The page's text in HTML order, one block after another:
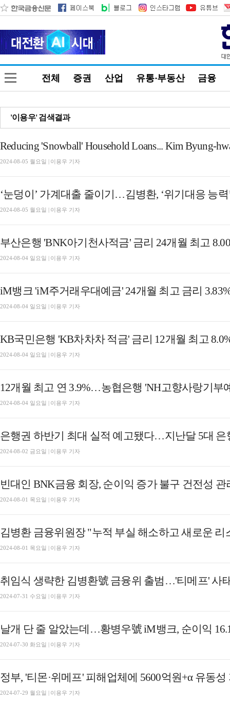
전체 증권 산업 유통·부동산 금융
'이용우' 검색결과
2024-08-05 월요일 | 이용우 기자
‘눈덩이’ 가계대출 줄이기…김병환, ‘위기대응 능력
2024-08-05 월요일 | 이용우 기자
부산은행 'BNK아기천사적금' 금리 24개월 최고
2024-08-04 일요일 | 이용우 기자
iM뱅크 'iM주거래우대예금' 24개월 최고 금리
2024-08-04 일요일 | 이용우 기자
KB국민은행 'KB차차차 적금' 금리 12개월 최고
2024-08-04 일요일 | 이용우 기자
2024-08-04 일요일 | 이용우 기자
은행권 하반기 최대 실적 예고됐다…지난달 5대 은
2024-08-02 금요일 | 이용우 기자
빈대인 BNK금융 회장, 순이익 증가 불구 건전성
2024-08-01 목요일 | 이용우 기자
김병환 금융위원장 "누적 부실 해소하고 새로운 리
2024-08-01 목요일 | 이용우 기자
취임식 생략한 김병환號 금융위 출범…'티메프' 사
2024-07-31 수요일 | 이용우 기자
날개 단 줄 알았는데…황병우號 iM뱅크, 순이익
2024-07-30 화요일 | 이용우 기자
정부, '티몬·위메프' 피해업체에 5600억원+α 유동
2024-07-29 월요일 | 이용우 기자